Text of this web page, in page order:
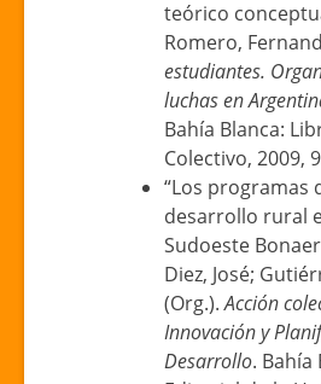
teórico
Romero,
estudiantes.
luchas en
Bahía Blanca:
Colectivo, 2009,
“Los programas
desarrollo rural
Sudoeste
Diez, José;
(Org.).Acción
Innovación y
Desarrollo. Bahía